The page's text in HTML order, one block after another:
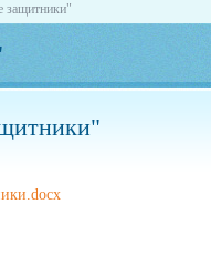
защитники"